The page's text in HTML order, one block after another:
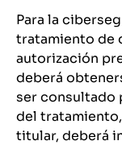
Para la
tratamiento de
autorización
deberá
ser consultado
del
titular, deberá